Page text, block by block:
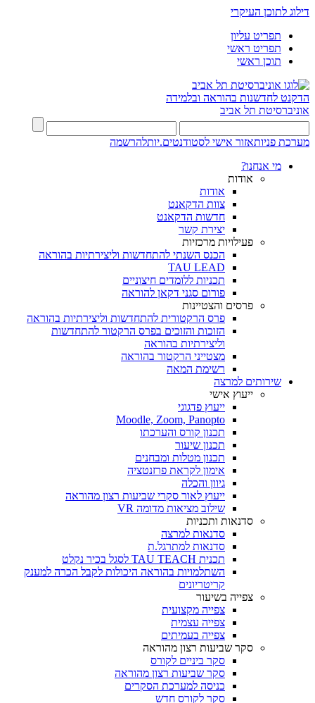
דילוג לתוכן העיקרי
תפריט עליון
תפריט ראשי
תוכן ראשי
הדקנט לחדשנות בהוראה ובלמידה
אוניברסיטת תל אביב
מערכת פניותאזור אישי לסטודנטים.יותלהרשמה
מי אנחנו?
אודות
אודות
צוות הדקאנט
חדשות הדקאנט
יצירת קשר
פעילויות מרכזיות
הכנס השנתי להתחדשות וליצירתיות בהוראה
TAU LEAD
תכניות ללומדים חיצוניים
פורום סגני דקאן להוראה
פרסים והצטיינות
פרס הרקטורית להתחדשות וליצירתיות בהוראה
הזוכות והזוכים בפרס הרקטור להתחדשות
וליצירתיות בהוראה
מצטייני הרקטור בהוראה
רשימת המאה
שירותים למרצה
ייעוץ אישי
ייעוץ פדגוגי
Moodle, Zoom, Panopto
תכנון קורס והערכתו
תכנון שיעור
תכנון מטלות ומבחנים
אימון לקראת פרזנטציה
גיוון והכלה
ייעוץ לאור סקרי שביעות רצון מהוראה
שילוב מציאות מדומה VR
סדנאות ותכניות
סדנאות למרצה
סדנאות למתרגל.ת
תכנית TAU TEACH לסגל בכיר נקלט
השתלמויות בהוראה היכולות לקבל הכרה למענק
קריטריונים
צפייה בשיעור
צפייה מקצועית
צפייה עצמית
צפייה בעמיתים
סקר שביעות רצון מהוראה
סקר ביניים לקורס
סקר שביעות רצון מהוראה
כניסה למערכת הסקרים
סקר לקורס חדש